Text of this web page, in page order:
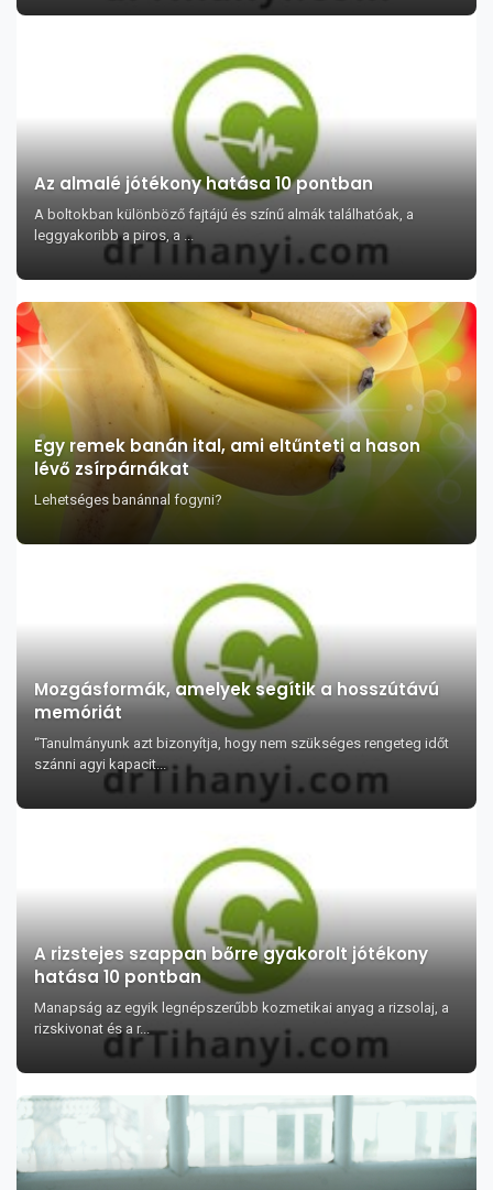
Az almalé jótékony hatása 10 pontban
A boltokban különböző fajtájú és színű almák találhatóak, a
leggyakoribb a piros, a ...
Egy remek banán ital, ami eltűnteti a hason
lévő zsírpárnákat
Lehetséges banánnal fogyni?
Mozgásformák, amelyek segítik a hosszútávú
memóriát
“Tanulmányunk azt bizonyítja, hogy nem szükséges rengeteg időt
szánni agyi kapacit...
A rizstejes szappan bőrre gyakorolt jótékony
hatása 10 pontban
Manapság az egyik legnépszerűbb kozmetikai anyag a rizsolaj, a
rizskivonat és a r...